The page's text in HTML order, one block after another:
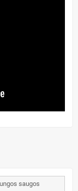
saugos